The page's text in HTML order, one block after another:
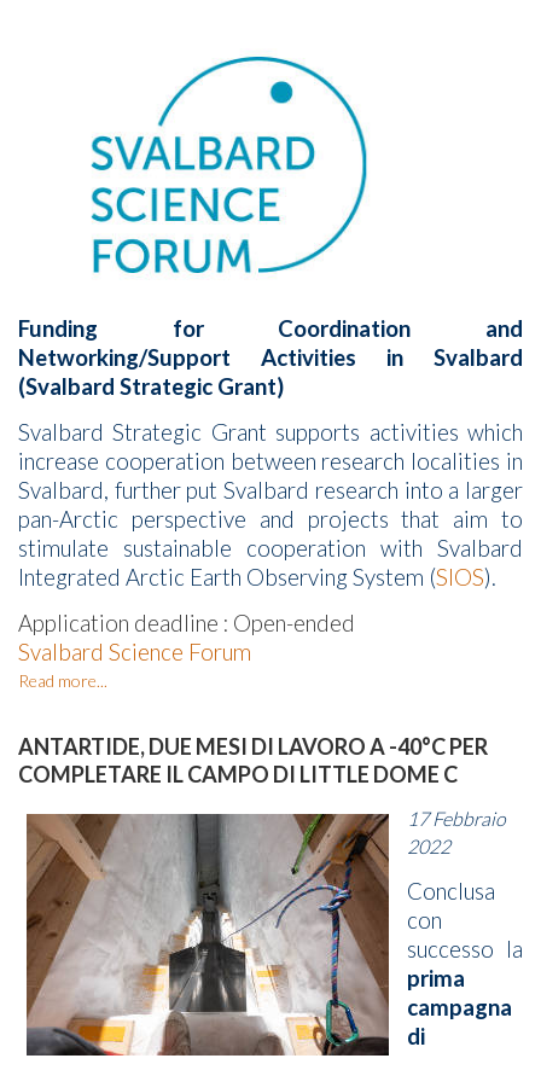
Funding for Coordination and
Networking/Support Activities in Svalbard
(Svalbard Strategic Grant)
Svalbard Strategic Grant supports activities which
increase cooperation between research localities in
Svalbard, further put Svalbard research into a larger
pan-Arctic perspective and projects that aim to
stimulate sustainable cooperation with Svalbard
Integrated Arctic Earth Observing System (SIOS).
Application deadline : Open-ended
Svalbard Science Forum
Read more...
ANTARTIDE, DUE MESI DI LAVORO A -40°C PER
COMPLETARE IL CAMPO DI LITTLE DOME C
17 Febbraio
2022
Conclusa
con
successo la
prima
campagna
di